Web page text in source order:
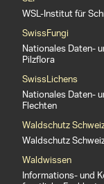
WSL-Institut für
SwissFungi
Nationales Daten-
Pilzflora
SwissLichens
Nationales Daten-
Flechten
Waldschutz
Waldschutz
Waldwissen
Informations- und